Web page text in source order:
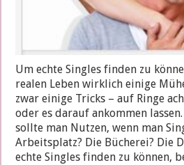
Um echte Singles finden zu
realen Leben wirklich einige
zwar einige Tricks – auf Ringe
oder es darauf ankommen
sollte man Nutzen, wenn man
Arbeitsplatz? Die Bücherei? Die
echte Singles finden zu können,